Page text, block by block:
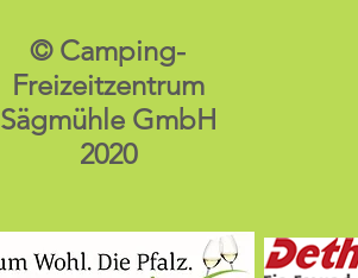
© Camping-
Freizeitzentrum
Sägmühle GmbH
2020